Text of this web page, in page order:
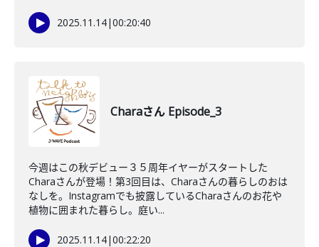
2025.11.14|00:20:40
Charaさん Episode_3
今週はこの秋デビュー３５周年イヤーがスタートした
Charaさんが登場！第3回目は、Charaさんの暮らしのおは
なしを。Instagramでも披露しているCharaさんのお花や
植物に囲まれた暮らし。庭い...
2025.11.14|00:22:20